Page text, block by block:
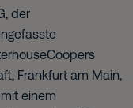
der
Frankfurt am Main,
einem